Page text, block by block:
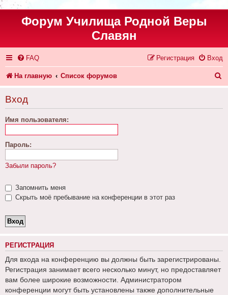
Форум Училища Родной Веры
Славян
FAQ Вход
Регистрация
На главную Список форумов
Вход
Имя пользователя:
Пароль:
Забыли пароль?
Запомнить меня
Скрыть моё пребывание на конференции в этот раз
РЕГИСТРАЦИЯ
Для входа на конференцию вы должны быть зарегистрированы.
Регистрация занимает всего несколько минут, но предоставляет
вам более широкие возможности. Администратором
конференции могут быть установлены также дополнительные